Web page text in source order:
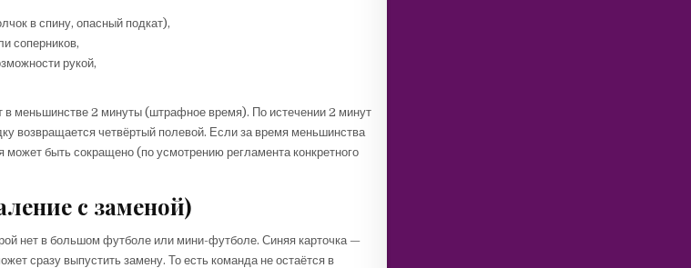
в спину, опасный подкат),
соперников,
рукой,
в меньшинстве 2 минуты (штрафное время). По истечении 2 минут
возвращается четвёртый полевой. Если за время меньшинства
может быть сокращено (по усмотрению регламента конкретного
с заменой)
нет в большом футболе или мини-футболе. Синяя карточка —
сразу выпустить замену. То есть команда не остаётся в